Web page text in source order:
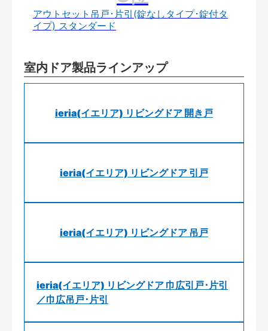
アウトセット吊戸･片引(錠なしタイプ･錠付タ
イプ) スタンダード
室内ドア製品ラインアップ
ieria(イエリア) リビングドア 開き戸
ieria(イエリア) リビングドア 引戸
ieria(イエリア) リビングドア 吊戸
ieria(イエリア) リビングドア 巾広引戸･片引
／巾広吊戸･片引